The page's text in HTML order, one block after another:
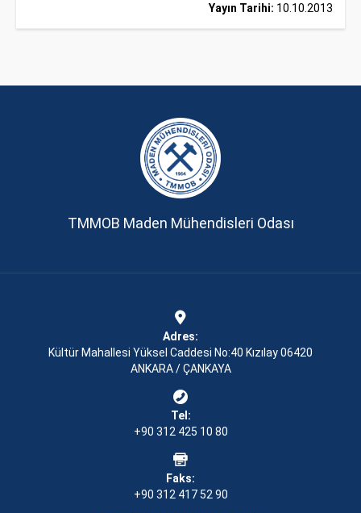
Yayın Tarihi: 10.10.2013
TMMOB Maden Mühendisleri Odası
Adres:
Kültür Mahallesi Yüksel Caddesi No:40 Kızılay 06420
ANKARA / ÇANKAYA
Tel:
+90 312 425 10 80
Faks:
+90 312 417 52 90